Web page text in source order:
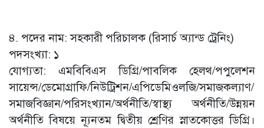
৪. পদের নাম: সহকারী পরিচালক (রিসার্চ অ্যান্ড ট্রেনিং)
পদসংখ্যা: ১
যোগ্যতা: এমবিবিএস ডিগ্রি/পাবলিক হেলথ/পপুলেশন
সায়েন্স/ডেমোগ্রাফি/নিউট্রিশন/এপিডেমিওলজি/সমাজকল্যাণ/
সমাজবিজ্ঞান/পরিসংখ্যান/অর্থনীতি/স্বাস্থ্য অর্থনীতি/উন্নয়ন
অর্থনীতি বিষয়ে ন্যূনতম দ্বিতীয় শ্রেণির স্নাতকোত্তর ডিগ্রি।